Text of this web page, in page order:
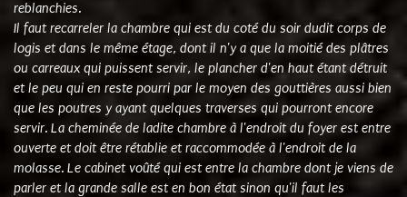
reblanchies.
Il faut recarreler la chambre qui est du coté du soir dudit corps de
logis et dans le même étage, dont il n'y a que la moitié des plâtres
ou carreaux qui puissent servir, le plancher d'en haut étant détruit
et le peu qui en reste pourri par le moyen des gouttières aussi bien
que les poutres y ayant quelques traverses qui pourront encore
servir. La cheminée de ladite chambre à l'endroit du foyer est entre
ouverte et doit être rétablie et raccommodée à l'endroit de la
molasse. Le cabinet voûté qui est entre la chambre dont je viens de
parler et la grande salle est en bon état sinon qu'il faut les